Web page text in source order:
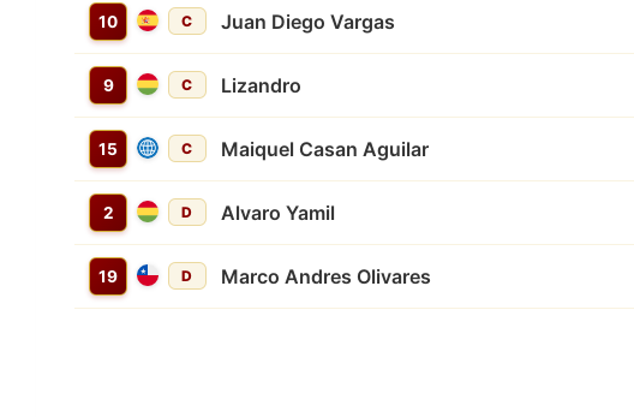
10 C Juan Diego Vargas
9 C Lizandro
15 C Maiquel Casan Aguilar
2 D Alvaro Yamil
19 D Marco Andres Olivares